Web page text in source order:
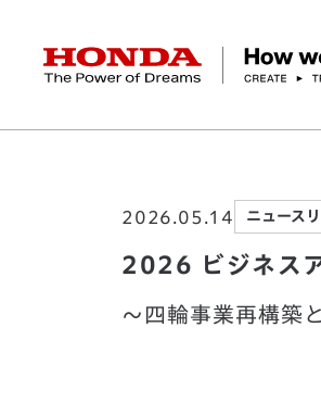
HONDA The Power of Dreams
経営方針 会社概
パワープロダクツ
デザイン
Honda Report 環
財務・業績情
2026.05.14 ニュース
2026 ビジネス
～四輪事業再構築